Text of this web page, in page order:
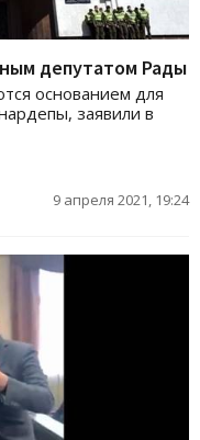
депутатом Рады
основанием для
заявили в
9 апреля 2021, 19:24